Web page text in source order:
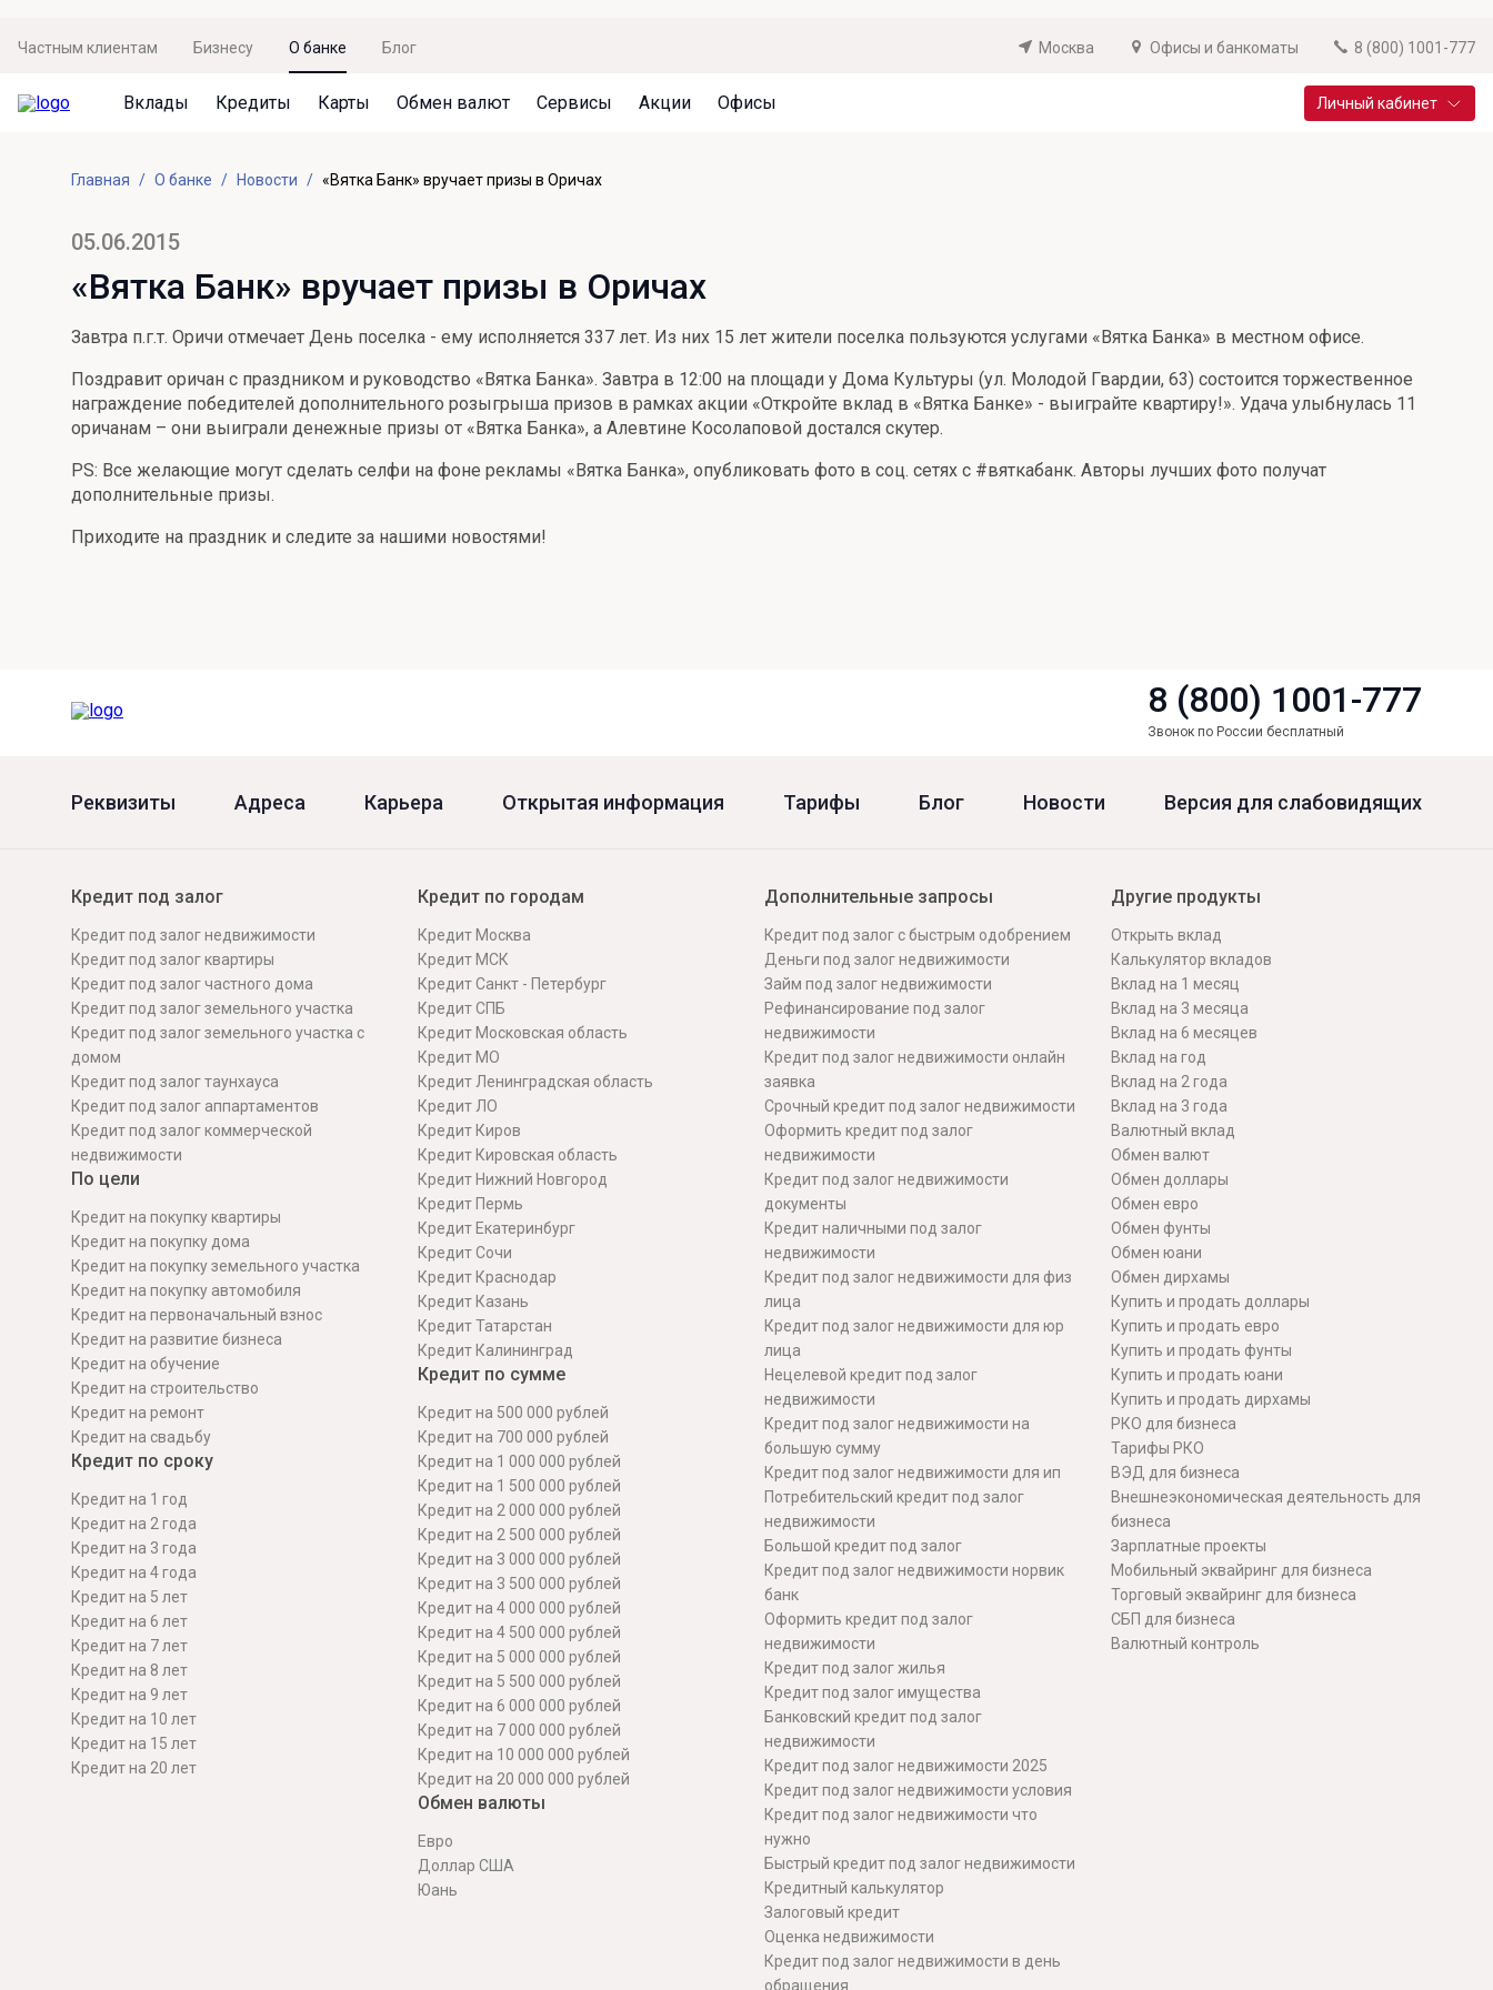
Частным клиентам Бизнесу О банке Блог Москва Офисы и банкоматы 8 (800) 1001-777
Вклады
Не упусти момент
Просто вклад
Накопительный
Фиксируй доход
Новый старт
Валютный плюс
Онлайн
Система страхования вкладов
Архив вкладов
Подробнее
Кредиты
Кредит под залог недвижимости
Рефинансирование
Кредит на автомобиль
Все кредиты
Привилегии для клиентов
Реструктуризация
Подбор новой недвижимости
Карты
Дебетовая карта с пакетом услуг
Премиальная карта Mir Supreme
Пенсионная карта
Все карты
Документы
Кешбэк
Обмен валют
Курсы валют
Бронирование валюты
Курсы валют ЦБ
Сервисы
Оплата кредита
Оценка недвижимости
Подбор новой недвижимости
Mir Pay
Госуслуги
Регистрация в ЕБС
Удаленная идентификация
Акции
Акция «Приведи друга»
Акция «Ставка на бизнес»
Офисы Личный кабинет
Главная О банке Новости «Вятка Банк» вручает призы в Оричах
05.06.2015
«Вятка Банк» вручает призы в Оричах
Завтра п.г.т. Оричи отмечает День поселка - ему исполняется 337 лет. Из них 15 лет жители поселка пользуются услугами «Вятка Банка» в местном офисе.
Поздравит оричан с праздником и руководство «Вятка Банка». Завтра в 12:00 на площади у Дома Культуры (ул. Молодой Гвардии, 63) состоится торжественное
награждение победителей дополнительного розыгрыша призов в рамках акции «Откройте вклад в «Вятка Банке» - выиграйте квартиру!». Удача улыбнулась 11
оричанам – они выиграли денежные призы от «Вятка Банка», а Алевтине Косолаповой достался скутер.
PS: Все желающие могут сделать селфи на фоне рекламы «Вятка Банка», опубликовать фото в соц. сетях с #вяткабанк. Авторы лучших фото получат
дополнительные призы.
Приходите на праздник и следите за нашими новостями!
8 (800) 1001-777
Звонок по России бесплатный
Реквизиты Адреса Карьера Открытая информация Тарифы Блог Новости Версия для слабовидящих
Кредит под залог
Кредит под залог недвижимости
Кредит под залог квартиры
Кредит под залог частного дома
Кредит под залог земельного участка
Кредит под залог земельного участка с
домом
Кредит под залог таунхауса
Кредит под залог аппартаментов
Кредит под залог коммерческой
недвижимости
По цели
Кредит на покупку квартиры
Кредит на покупку дома
Кредит на покупку земельного участка
Кредит на покупку автомобиля
Кредит на первоначальный взнос
Кредит на развитие бизнеса
Кредит на обучение
Кредит на строительcтво
Кредит на ремонт
Кредит на свадьбу
Кредит по сроку
Кредит на 1 год
Кредит на 2 года
Кредит на 3 года
Кредит на 4 года
Кредит на 5 лет
Кредит на 6 лет
Кредит на 7 лет
Кредит на 8 лет
Кредит на 9 лет
Кредит на 10 лет
Кредит на 15 лет
Кредит на 20 лет
Кредит по городам
Кредит Москва
Кредит МСК
Кредит Санкт - Петербург
Кредит СПБ
Кредит Московская область
Кредит МО
Кредит Ленинградская область
Кредит ЛО
Кредит Киров
Кредит Кировская область
Кредит Нижний Новгород
Кредит Пермь
Кредит Екатеринбург
Кредит Сочи
Кредит Краснодар
Кредит Казань
Кредит Татарстан
Кредит Калининград
Кредит по сумме
Кредит на 500 000 рублей
Кредит на 700 000 рублей
Кредит на 1 000 000 рублей
Кредит на 1 500 000 рублей
Кредит на 2 000 000 рублей
Кредит на 2 500 000 рублей
Кредит на 3 000 000 рублей
Кредит на 3 500 000 рублей
Кредит на 4 000 000 рублей
Кредит на 4 500 000 рублей
Кредит на 5 000 000 рублей
Кредит на 5 500 000 рублей
Кредит на 6 000 000 рублей
Кредит на 7 000 000 рублей
Кредит на 10 000 000 рублей
Кредит на 20 000 000 рублей
Обмен валюты
Евро
Доллар США
Юань
Дополнительные запросы
Кредит под залог с быстрым одобрением
Деньги под залог недвижимости
Займ под залог недвижимости
Рефинансирование под залог
недвижимости
Кредит под залог недвижимости онлайн
заявка
Срочный кредит под залог недвижимости
Оформить кредит под залог
недвижимости
Кредит под залог недвижимости
документы
Кредит наличными под залог
недвижимости
Кредит под залог недвижимости для физ
лица
Кредит под залог недвижимости для юр
лица
Нецелевой кредит под залог
недвижимости
Кредит под залог недвижимости на
большую сумму
Кредит под залог недвижимости для ип
Потребительский кредит под залог
недвижимости
Большой кредит под залог
Кредит под залог недвижимости норвик
банк
Оформить кредит под залог
недвижимости
Кредит под залог жилья
Кредит под залог имущества
Банковский кредит под залог
недвижимости
Кредит под залог недвижимости 2025
Кредит под залог недвижимости условия
Кредит под залог недвижимости что
нужно
Быстрый кредит под залог недвижимости
Кредитный калькулятор
Залоговый кредит
Оценка недвижимости
Кредит под залог недвижимости в день
обращения
Другие продукты
Открыть вклад
Калькулятор вкладов
Вклад на 1 месяц
Вклад на 3 месяца
Вклад на 6 месяцев
Вклад на год
Вклад на 2 года
Вклад на 3 года
Валютный вклад
Обмен валют
Обмен доллары
Обмен евро
Обмен фунты
Обмен юани
Обмен дирхамы
Купить и продать доллары
Купить и продать евро
Купить и продать фунты
Купить и продать юани
Купить и продать дирхамы
РКО для бизнеса
Тарифы РКО
ВЭД для бизнеса
Внешнеэкономическая деятельность для
бизнеса
Зарплатные проекты
Мобильный эквайринг для бизнеса
Торговый эквайринг для бизнеса
СБП для бизнеса
Валютный контроль